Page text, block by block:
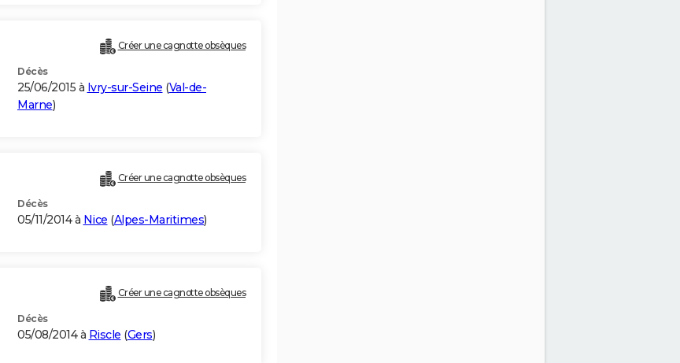
Créer une cagnotte obsèques
Décès
25/06/2015 à Ivry-sur-Seine (Val-de-
Marne)
Créer une cagnotte obsèques
Décès
05/11/2014 à Nice (Alpes-Maritimes)
Créer une cagnotte obsèques
Décès
05/08/2014 à Riscle (Gers)